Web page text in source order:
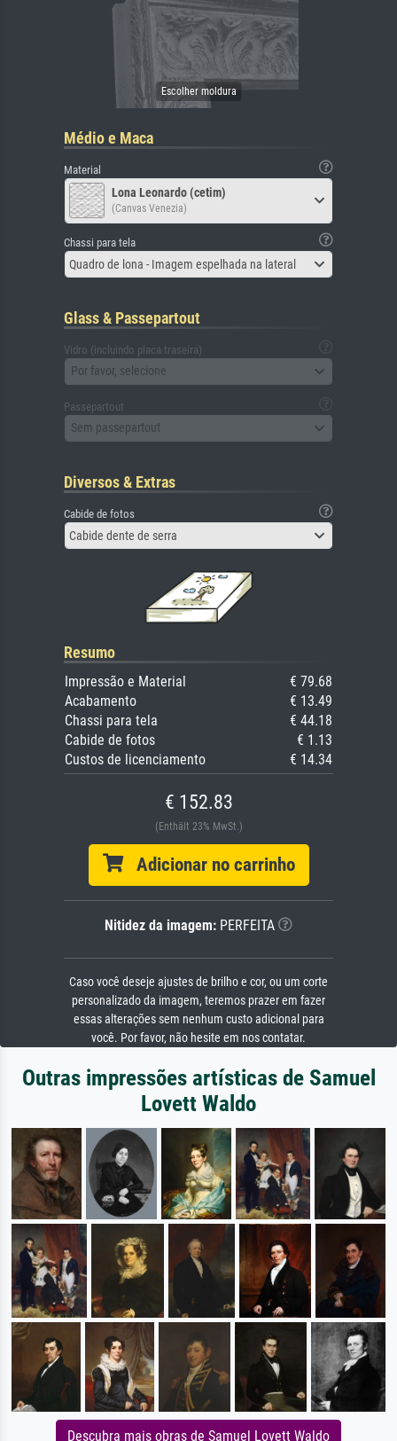
Médio e Maca
Material
Lona Leonardo (cetim)
(Canvas Venezia)
Chassi para tela
Quadro de lona - Imagem espelhada na lateral
Glass & Passepartout
Vidro (incluindo placa traseira)
Por favor, selecione
Passepartout
Sem passepartout
Diversos & Extras
Cabide de fotos
Cabide dente de serra
Resumo
Impressão e Material
€ 79.68
Acabamento
€ 13.49
Chassi para tela
€ 44.18
Cabide de fotos
€ 1.13
Custos de licenciamento
€ 14.34
€ 152.83
(Enthält 23% MwSt.)
Adicionar no carrinho
Nitidez da imagem: PERFEITA
Caso você deseje ajustes de brilho e cor, ou um corte
personalizado da imagem, teremos prazer em fazer
essas alterações sem nenhum custo adicional para
você. Por favor, não hesite em nos contatar.
Outras impressões artísticas de Samuel
Lovett Waldo
Descubra mais obras de Samuel Lovett Waldo